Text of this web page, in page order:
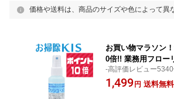
価格や送料は、商品のサイズや色によって異
お買い物マラソン
0倍!! 業務用フロー
つくフローリング
拭くだけでベタベ
-高評価レビュー5340
ーリング洗剤の決定
っぱり除去＆光沢保
1,499 円 送料無料